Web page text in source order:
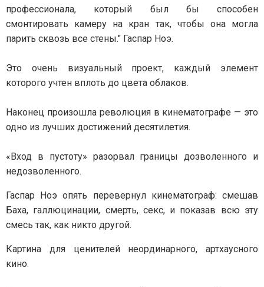
профессионала, который был бы способен
смонтировать камеру на кран так, чтобы она могла
парить сквозь все стены." Гаспар Ноэ.
Это очень визуальный проект, каждый элемент
которого учтен вплоть до цвета облаков.
Наконец произошла революция в кинематографе — это
одно из лучших достижений десятилетия.
«Вход в пустоту» разорвал границы дозволенного и
недозволенного.
Гаспар Ноэ опять перевернул кинематограф: смешав
Баха, галлюцинации, смерть, секс, и показав всю эту
смесь так, как никто другой.
Картина для ценителей неординарного, артхаусного
кино.